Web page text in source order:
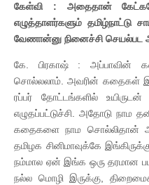
கேள்வி : அதைதான்
எழுத்தாளர்களும் தமிழ்நாட்டு
வேணான்னு நினைச்சி
கே. பிரகாஷ் : அப்பாவின்
சொல்லலாம். அவரின் கதைகள்
ரப்பர் தோட்டங்களில்
எழுதப்பட்டுச்சி. அதோடு நாம
கதைகளை நாம சொல்லிதான்
தமிழக சினிமாவுக்கே
நம்மால ஏன் இங்க ஒரு தரமான
நல்ல மொழி இருக்கு,